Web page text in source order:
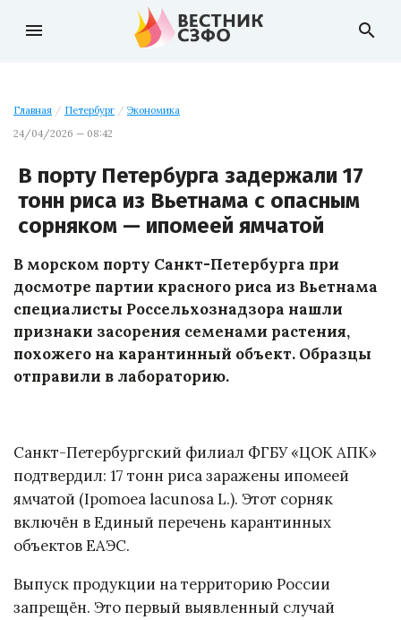
menu search
Главная / Петербург / Экономика
24/04/2026 — 08:42
В порту Петербурга задержали 17
тонн риса из Вьетнама с опасным
сорняком — ипомеей ямчатой
В морском порту Санкт-Петербурга при
досмотре партии красного риса из Вьетнама
специалисты Россельхознадзора нашли
признаки засорения семенами растения,
похожего на карантинный объект. Образцы
отправили в лабораторию.
Санкт-Петербургский филиал ФГБУ «ЦОК АПК»
подтвердил: 17 тонн риса заражены ипомеей
ямчатой (Ipomoea lacunosa L.). Этот сорняк
включён в Единый перечень карантинных
объектов ЕАЭС.
Выпуск продукции на территорию России
запрещён. Это первый выявленный случай